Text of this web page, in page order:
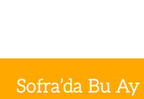
Sofra’da Bu Ay